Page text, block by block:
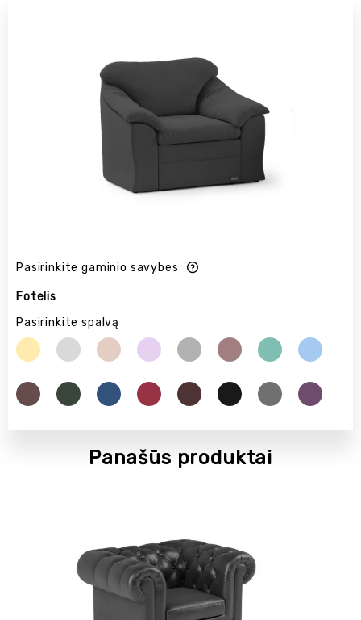
Pasirinkite gaminio savybes
Fotelis
Pasirinkite spalvą
Panašūs produktai